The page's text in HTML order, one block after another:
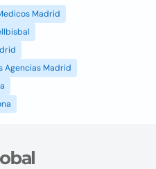
Madrid
Agencias Madrid